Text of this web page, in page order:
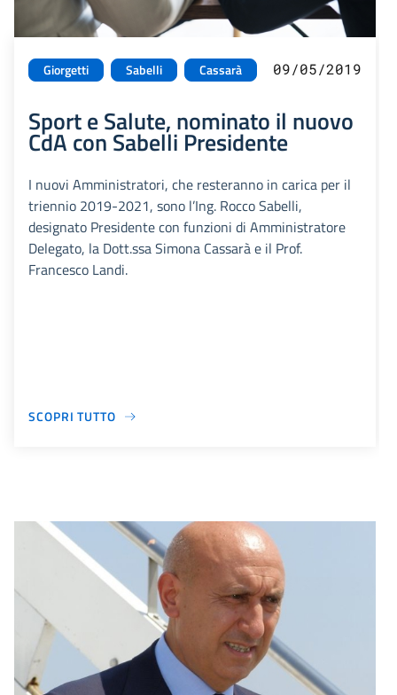
Giorgetti Sabelli Cassarà 09/05/2019
Sport e Salute, nominato il nuovo
CdA con Sabelli Presidente
I nuovi Amministratori, che resteranno in carica per il
triennio 2019-2021, sono l’Ing. Rocco Sabelli,
designato Presidente con funzioni di Amministratore
Delegato, la Dott.ssa Simona Cassarà e il Prof.
Francesco Landi.
SCOPRI TUTTO